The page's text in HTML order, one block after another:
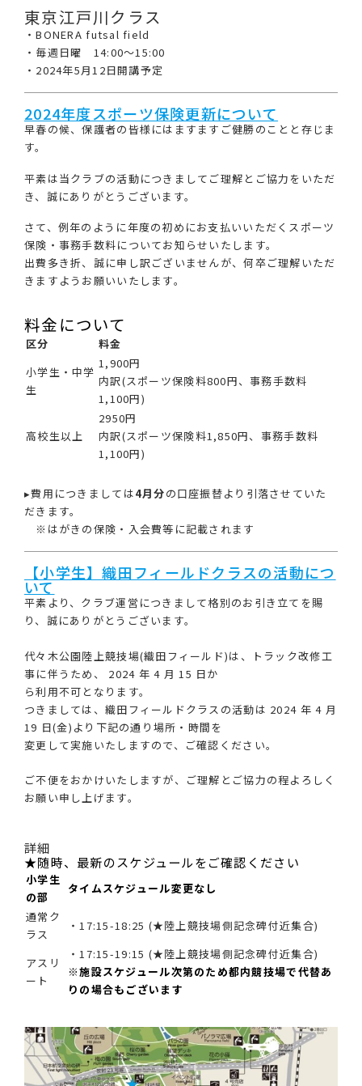
東京江戸川クラス
・BONERA futsal field
・毎週日曜 14:00～15:00
・2024年5月12日開講予定
2024年度スポーツ保険更新について
早春の候、保護者の皆様にはますますご健勝のことと存じま
す。
平素は当クラブの活動につきましてご理解とご協力をいただ
き、誠にありがとうございます。
さて、例年のように年度の初めにお支払いいただくスポーツ
保険・事務手数料についてお知らせいたします。
出費多き折、誠に申し訳ございませんが、何卒ご理解いただ
きますようお願いいたします。
料金について
区分
料金
小学生・中学
生
1,900円
内訳(スポーツ保険料800円、事務手数料
1,100円)
高校生以上
2950円
内訳(スポーツ保険料1,850円、事務手数料
1,100円)
▸費用につきましては4月分の口座振替より引落させていた
だきます。
※はがきの保険・入会費等に記載されます
【小学生】織田フィールドクラスの活動につ
いて
平素より、クラブ運営につきまして格別のお引き立てを賜
り、誠にありがとうございます。
代々木公園陸上競技場(織田フィールド)は、トラック改修工
事に伴うため、 2024 年 4 月 15 日か
ら利用不可となります。
つきましては、織田フィールドクラスの活動は 2024 年 4 月
19 日(金)より下記の通り場所・時間を
変更して実施いたしますので、ご確認ください。
ご不便をおかけいたしますが、ご理解とご協力の程よろしく
お願い申し上げます。
詳細
★随時、最新のスケジュールをご確認ください
小学生
の部
タイムスケジュール変更なし
通常ク
ラス
・17:15-18:25 (★陸上競技場側記念碑付近集合)
アスリ
ート
・17:15-19:15 (★陸上競技場側記念碑付近集合)
※施設スケジュール次第のため都内競技場で代替あ
りの場合もございます